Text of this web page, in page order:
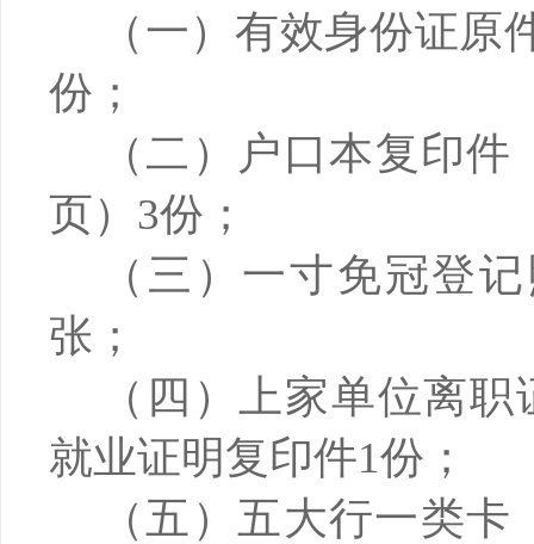
（一）有效身份证
份；
（二）户口本复印件
页）3份；
（三）一寸免冠登
张；
（四）上家单位离
就业证明复印件1份；
（五）五大行一类卡